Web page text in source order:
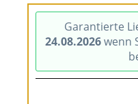
Garantierte
24.08.2026wenn